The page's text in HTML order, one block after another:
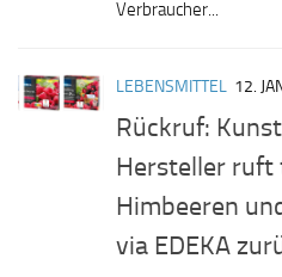
Verbraucher...
LEBENSMITTEL 12.
Rückruf:
Hersteller ruft
Himbeeren
via EDEKA